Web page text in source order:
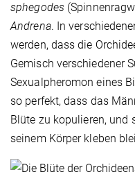
sphegodes
Andrena. In
werden, dass die
Gemisch verschiedener
Sexualpheromon eines
so perfekt, dass das
Blüte zu kopulieren, und
seinem Körper kleben